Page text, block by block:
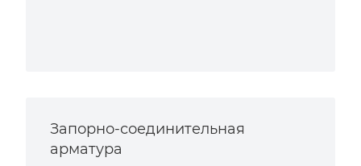
Запорно-соединительная
арматура